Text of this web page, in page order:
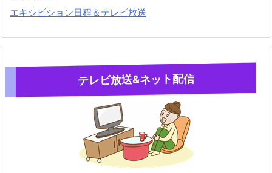
エキシビション日程＆テレビ放送
テレビ放送&ネット配信